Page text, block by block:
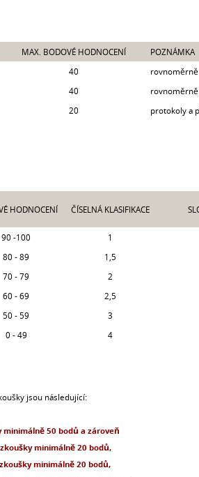
MAX. BODOVÉ HODNOCENÍ
POZNÁMKA
40
40
20 protokoly a
HODNOCENÍ ČÍSELNÁ KLASIFIKACE
90 -100 1
80 - 89 1,5
70 - 79 2
60 - 69 2,5
50 - 59 3
0 - 49 4
jsou následující:
50 bodů a zároveň
minimálně 20 bodů,
minimálně 20 bodů,